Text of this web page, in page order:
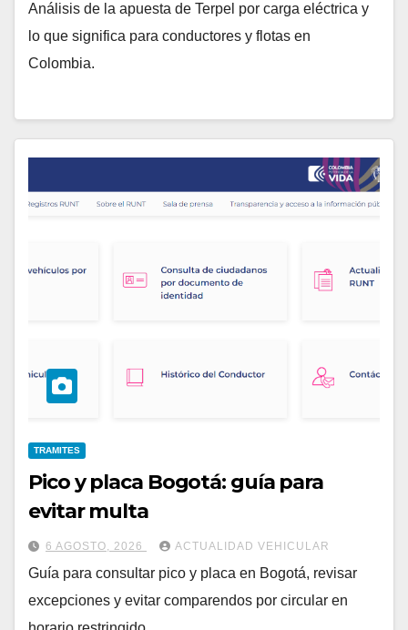
Análisis de la apuesta de Terpel por carga eléctrica y
lo que significa para conductores y flotas en
Colombia.
TRAMITES
Pico y placa Bogotá: guía para
evitar multa
6 AGOSTO, 2026 ACTUALIDAD VEHICULAR
Guía para consultar pico y placa en Bogotá, revisar
excepciones y evitar comparendos por circular en